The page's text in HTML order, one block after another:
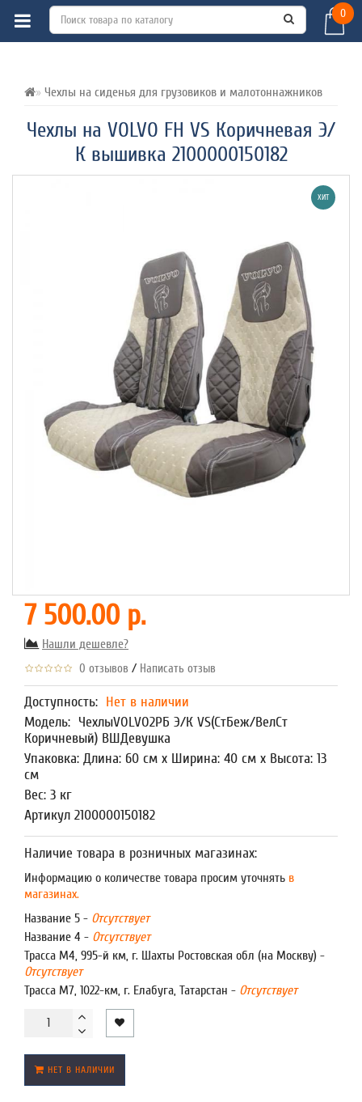
0
Чехлы на сиденья для грузовиков и малотоннажников
Чехлы на VOLVO FH VS Коричневая Э/
К вышивка 2100000150182
ВСЕ О ТОВАРЕ ХАРАКТЕРИСТИКИ
ХИТ
7 500.00 р.
Нашли дешевле?
0 отзывов / Написать отзыв
Доступность: Нет в наличии
Модель: ЧехлыVOLVO2РБ Э/К VS(СтБеж/ВелСт
Коричневый) ВШДевушка
Упаковка: Длина: 60 см x Ширина: 40 см x Высота: 13
см
Вес: 3 кг
Артикул 2100000150182
Наличие товара в розничных магазинах:
Информацию о количестве товара просим уточнять в
магазинах.
Название 5 - Отсутствует
Название 4 - Отсутствует
Трасса М4, 995-й км, г. Шахты Ростовская обл (на Москву) -
Отсутствует
Трасса М7, 1022-км, г. Елабуга, Татарстан - Отсутствует
НЕТ В НАЛИЧИИ